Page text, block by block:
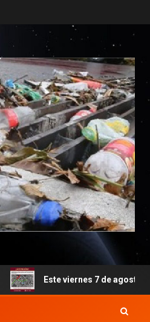
viernes 7 de agosto inicia el